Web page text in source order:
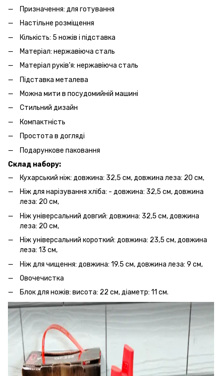
Призначення: для готування
Настільне розміщення
Кількість: 5 ножів і підставка
Матеріал: нержавіюча сталь
Матеріал руків'я: нержавіюча сталь
Підставка металева
Можна мити в посудомийній машині
Стильний дизайн
Компактність
Простота в догляді
Подарункове паковання
Склад набору:
Кухарський ніж: довжина: 32,5 см, довжина леза: 20 см,
Ніж для нарізування хліба: - довжина: 32,5 см, довжина
леза: 20 см,
Ніж універсальний довгий: довжина: 32,5 см, довжина
леза: 20 см,
Ніж універсальний короткий: довжина: 23,5 см, довжина
леза: 13 см,
Ніж для чищення: довжина: 19.5 см, довжина леза: 9 см,
Овочечистка
Блок для ножів: висота: 22 см, діаметр: 11 см.